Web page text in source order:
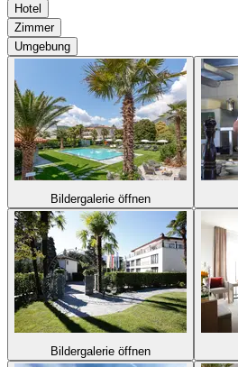
Hotel
Zimmer
Umgebung
Bildergalerie öffnen
Bildergalerie öffnen